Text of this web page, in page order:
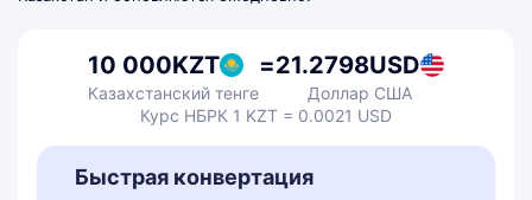
10 000KZT
Казахстанский тенге
=21.2798USD
Доллар США
Курс НБРК 1 KZT = 0.0021 USD
Быстрая конвертация